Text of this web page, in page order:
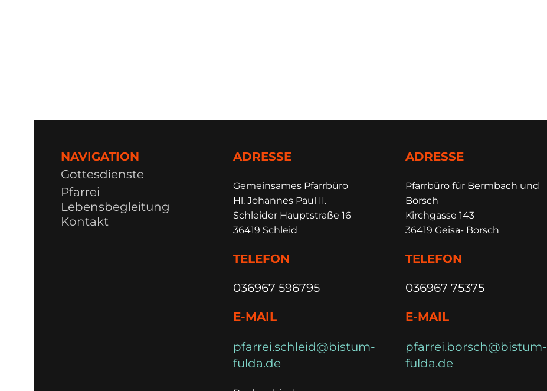
NAVIGATION
Gottesdienste
Pfarrei
Lebensbegleitung
Kontakt
ADRESSE
Gemeinsames Pfarrbüro
Hl. Johannes Paul II.
Schleider Hauptstraße 16
36419 Schleid
TELEFON
036967 596795
E-MAIL
pfarrei.schleid@bistum-
fulda.de
ADRESSE
Pfarrbüro für Bermbach und
Borsch
Kirchgasse 143
36419 Geisa- Borsch
TELEFON
036967 75375
E-MAIL
pfarrei.borsch@bistum-
fulda.de